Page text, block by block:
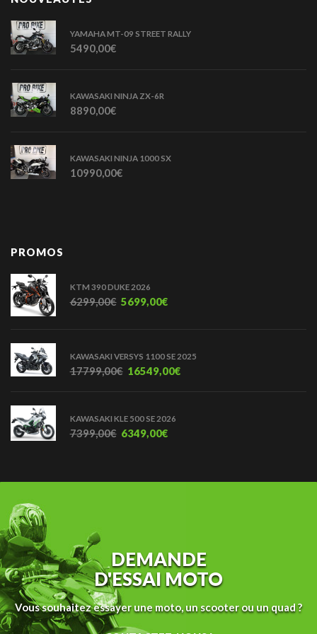
YAMAHA MT-09 STREET RALLY
5490,00€
KAWASAKI NINJA ZX-6R
8890,00€
KAWASAKI NINJA 1000 SX
10990,00€
PROMOS
KTM 390 DUKE 2026
6299,00€ 5699,00€
KAWASAKI VERSYS 1100 SE 2025
17799,00€ 16549,00€
KAWASAKI KLE 500 SE 2026
7399,00€ 6349,00€
DEMANDE
D'ESSAI MOTO
Vous souhaitez essayer une moto, un scooter ou un quad ?